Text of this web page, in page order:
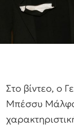
Στο βίντεο, ο
Μπέσσυ Μάλφα